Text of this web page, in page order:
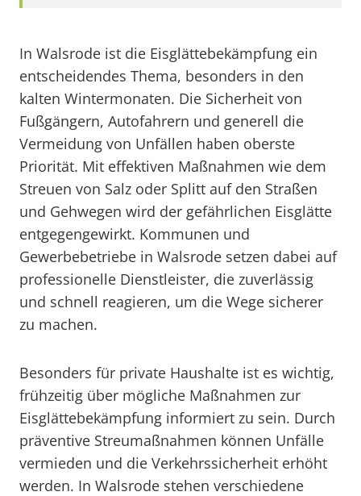
In Walsrode ist die Eisglättebekämpfung ein
entscheidendes Thema, besonders in den
kalten Wintermonaten. Die Sicherheit von
Fußgängern, Autofahrern und generell die
Vermeidung von Unfällen haben oberste
Priorität. Mit effektiven Maßnahmen wie dem
Streuen von Salz oder Splitt auf den Straßen
und Gehwegen wird der gefährlichen Eisglätte
entgegengewirkt. Kommunen und
Gewerbebetriebe in Walsrode setzen dabei auf
professionelle Dienstleister, die zuverlässig
und schnell reagieren, um die Wege sicherer
zu machen.
Besonders für private Haushalte ist es wichtig,
frühzeitig über mögliche Maßnahmen zur
Eisglättebekämpfung informiert zu sein. Durch
präventive Streumaßnahmen können Unfälle
vermieden und die Verkehrssicherheit erhöht
werden. In Walsrode stehen verschiedene